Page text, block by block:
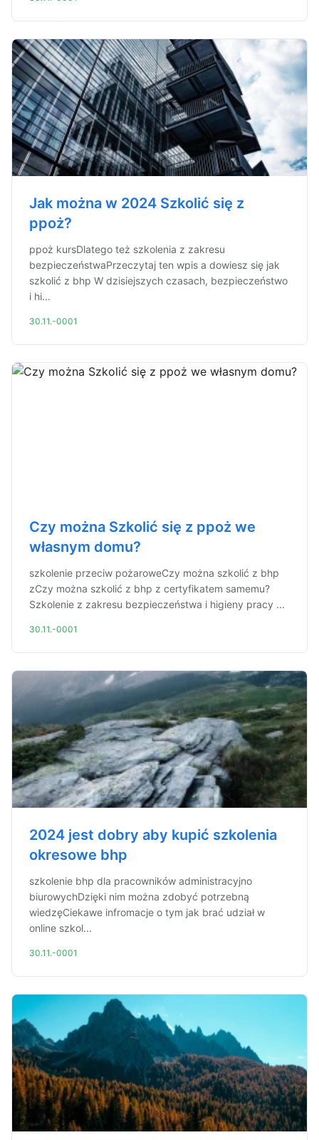
Jak można w 2024 Szkolić się z
ppoż?
ppoż kursDlatego też szkolenia z zakresu
bezpieczeństwaPrzeczytaj ten wpis a dowiesz się jak
szkolić z bhp W dzisiejszych czasach, bezpieczeństwo
i hi...
30.11.-0001
Czy można Szkolić się z ppoż we
własnym domu?
szkolenie przeciw pożaroweCzy można szkolić z bhp
zCzy można szkolić z bhp z certyfikatem samemu?
Szkolenie z zakresu bezpieczeństwa i higieny pracy ...
30.11.-0001
2024 jest dobry aby kupić szkolenia
okresowe bhp
szkolenie bhp dla pracowników administracyjno
biurowychDzięki nim można zdobyć potrzebną
wiedzęCiekawe infromacje o tym jak brać udział w
online szkol...
30.11.-0001